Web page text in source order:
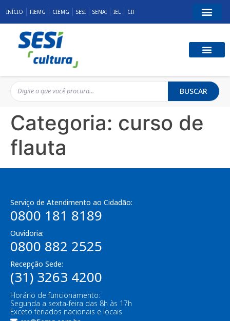
INÍCIO FIEMG CIEMG SESI SENAI IEL CIT
BUSCAR
Categoria: curso de
flauta
Serviço de Atendimento ao Cidadão:
0800 181 8189
Ouvidoria:
0800 882 2525
Recepção Sede:
(31) 3263 4200
Horário de funcionamento:
Segunda a sexta-feira das 8h às 17h
Exceto feriados nacionais e locais.